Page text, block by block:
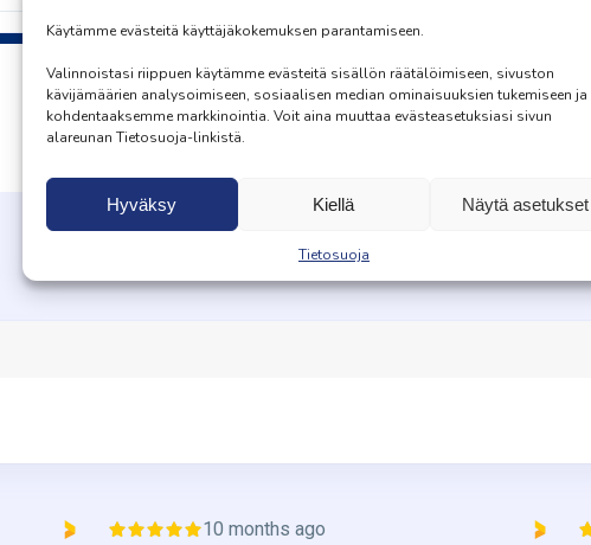
Käytämme evästeitä käyttäjäkokemuksen parantamiseen.
Valinnoistasi riippuen käytämme evästeitä sisällön räätälöimiseen, sivuston
kävijämäärien analysoimiseen, sosiaalisen median ominaisuuksien tukemiseen ja
kohdentaaksemme markkinointia. Voit aina muuttaa evästeasetuksiasi sivun
alareunan Tietosuoja-linkistä.
Hyväksy Kiellä Näytä asetukset
Tietosuoja
Asiakkaidemme kokemuksia
10 months ago